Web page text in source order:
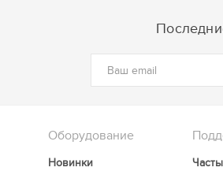
Оборудование
Новинки